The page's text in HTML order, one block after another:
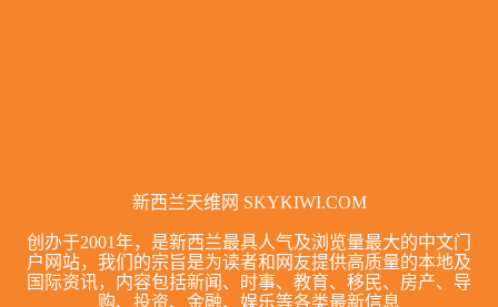
新西兰天维网 SKYKIWI.COM
创办于2001年，是新西兰最具人气及浏览量最大的中文门
户网站，我们的宗旨是为读者和网友提供高质量的本地及
国际资讯，内容包括新闻、时事、教育、移民、房产、导
购、投资、金融、娱乐等各类最新信息